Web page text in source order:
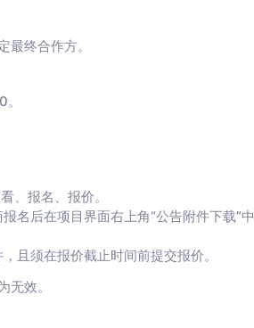
终合作方。
、报名、报价。
名后在项目界面右上角“公告附件下载”中
且须在报价截止时间前提交报价。
效。